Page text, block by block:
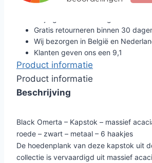
Gratis retourneren binnen 30
Wij bezorgen in België en
Klanten geven ons een 9,1
Product informatie
Product informatie
Beschrijving
Black Omerta – Kapstok – massief
roede – zwart – metaal – 6 haakjes
De hoedenplank van deze kapstok uit
collectie is vervaardigd uit massief